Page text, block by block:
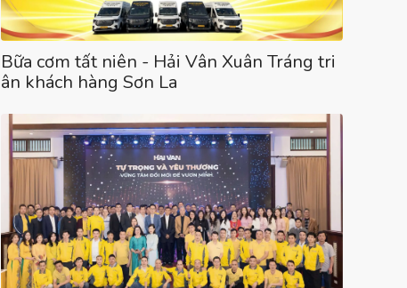
Bữa cơm tất niên - Hải Vân Xuân Tráng tri
ân khách hàng Sơn La